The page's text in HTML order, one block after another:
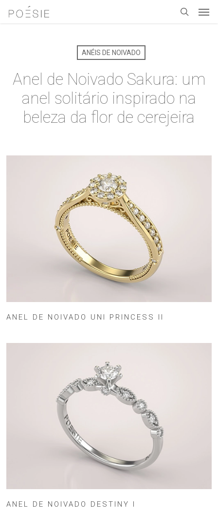
ANÉIS DE NOIVADO
Anel de Noivado Sakura: um
anel solitário inspirado na
beleza da flor de cerejeira
ANEL DE NOIVADO UNI PRINCESS II
ANEL DE NOIVADO DESTINY I